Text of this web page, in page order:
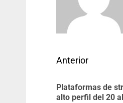
Anterior
Plataformas de
alto perfil del 20